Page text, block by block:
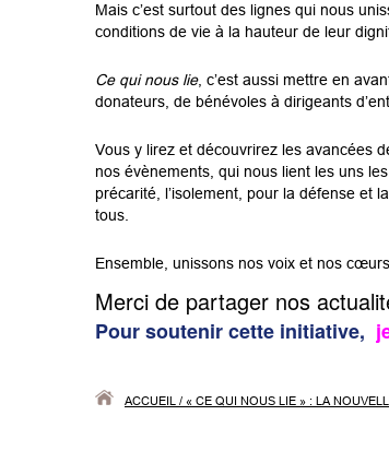
Mais c’est surtout des lignes qui nous
conditions de vie à la hauteur de leur
Ce qui nous lie, c’est aussi mettre en
donateurs, de bénévoles à dirigeants
Vous y lirez et découvrirez les avancées
nos évènements, qui nous lient les uns
précarité, l’isolement, pour la défense et
tous.
Ensemble, unissons nos voix et nos
Merci de partager nos
Pour soutenir cette initiative,
ACCUEIL / « CE QUI NOUS LIE » : LA